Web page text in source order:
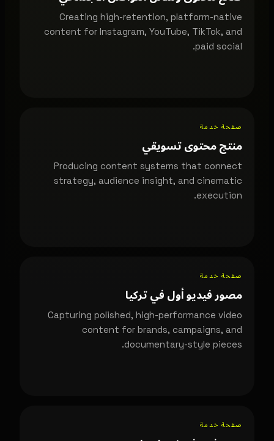
Creating high-retention, platform-native
content for Instagram, YouTube, TikTok, and
paid social.
صفحة خدمة
منتج محتوى تسويقي
Producing content systems that connect
strategy, audience insight, and cinematic
execution.
صفحة خدمة
مصور فيديو أول في تركيا
Capturing polished, high-performance video
content for brands, campaigns, and
documentary-style pieces.
صفحة خدمة